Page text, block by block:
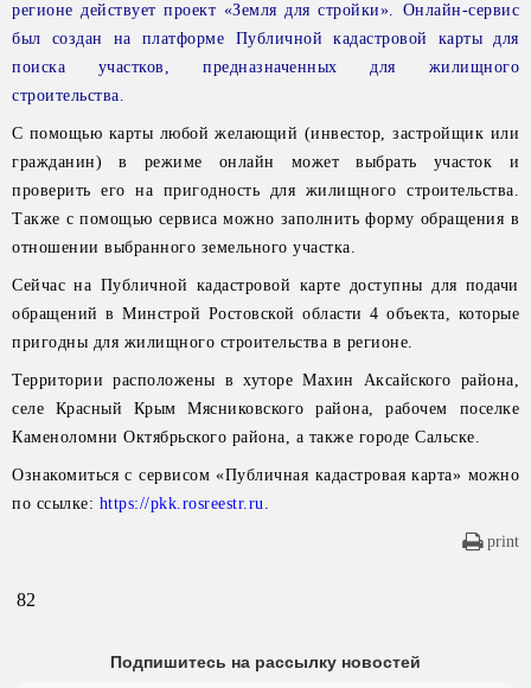
регионе действует проект «Земля для стройки». Онлайн-сервис
был создан на платформе Публичной кадастровой карты для
поиска участков, предназначенных для жилищного
строительства.
С помощью карты любой желающий (инвестор, застройщик или
гражданин) в режиме онлайн может выбрать участок и
проверить его на пригодность для жилищного строительства.
Также с помощью сервиса можно заполнить форму обращения в
отношении выбранного земельного участка.
Сейчас на Публичной кадастровой карте доступны для подачи
обращений в Минстрой Ростовской области 4 объекта, которые
пригодны для жилищного строительства в регионе.
Территории расположены в хуторе Махин Аксайского района,
селе Красный Крым Мясниковского района, рабочем поселке
Каменоломни Октябрьского района, а также городе Сальске.
Ознакомиться с сервисом «Публичная кадастровая карта» можно
по ссылке: https://pkk.rosreestr.ru.
print
82
Подпишитесь на рассылку новостей